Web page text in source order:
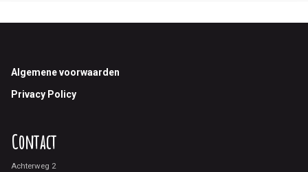
Footer
Algemene voorwaarden
Privacy Policy
Contact
Achterweg 2